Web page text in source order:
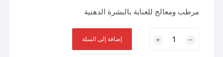
مرطب ومعالج للعناية بالبشرة الدهنية
إضافة إلى السلة